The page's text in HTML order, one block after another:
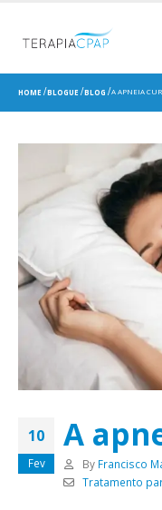
HOME BLOGUE BLOG A APNEIA
10
Fev
A
By Francisco
Tratamento